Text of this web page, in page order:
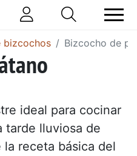
bizcochos Bizcocho de
ideal para cocinar
tarde lluviosa de
receta básica del